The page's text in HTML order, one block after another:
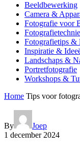
Beeldbewerking
Camera &
Fotografie voor
Fotografietips &
Inspiratie &
Landschaps &
Portretfotografie
Workshops &
Home Tips voor
By
Joep
1 december 2024